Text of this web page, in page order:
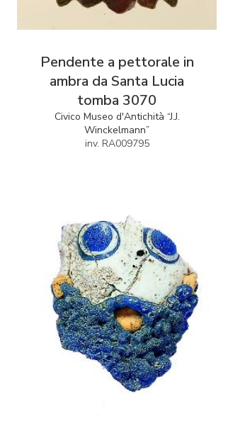
Pendente a pettorale in
ambra da Santa Lucia
tomba 3070
Civico Museo d'Antichità “J.J.
Winckelmann”
inv. RA009795